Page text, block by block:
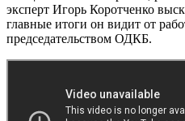
эксперт Игорь Коротченко
главные итоги он видит от
председательством ОДКБ.